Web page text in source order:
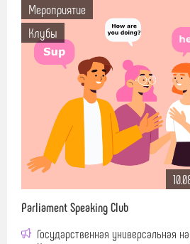
Мероприятие
Клубы
Parliament Speaking Club
Государственная универсальная